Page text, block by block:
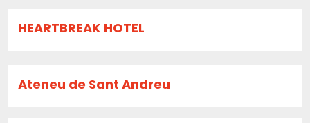
HEARTBREAK HOTEL
Ateneu de Sant Andreu